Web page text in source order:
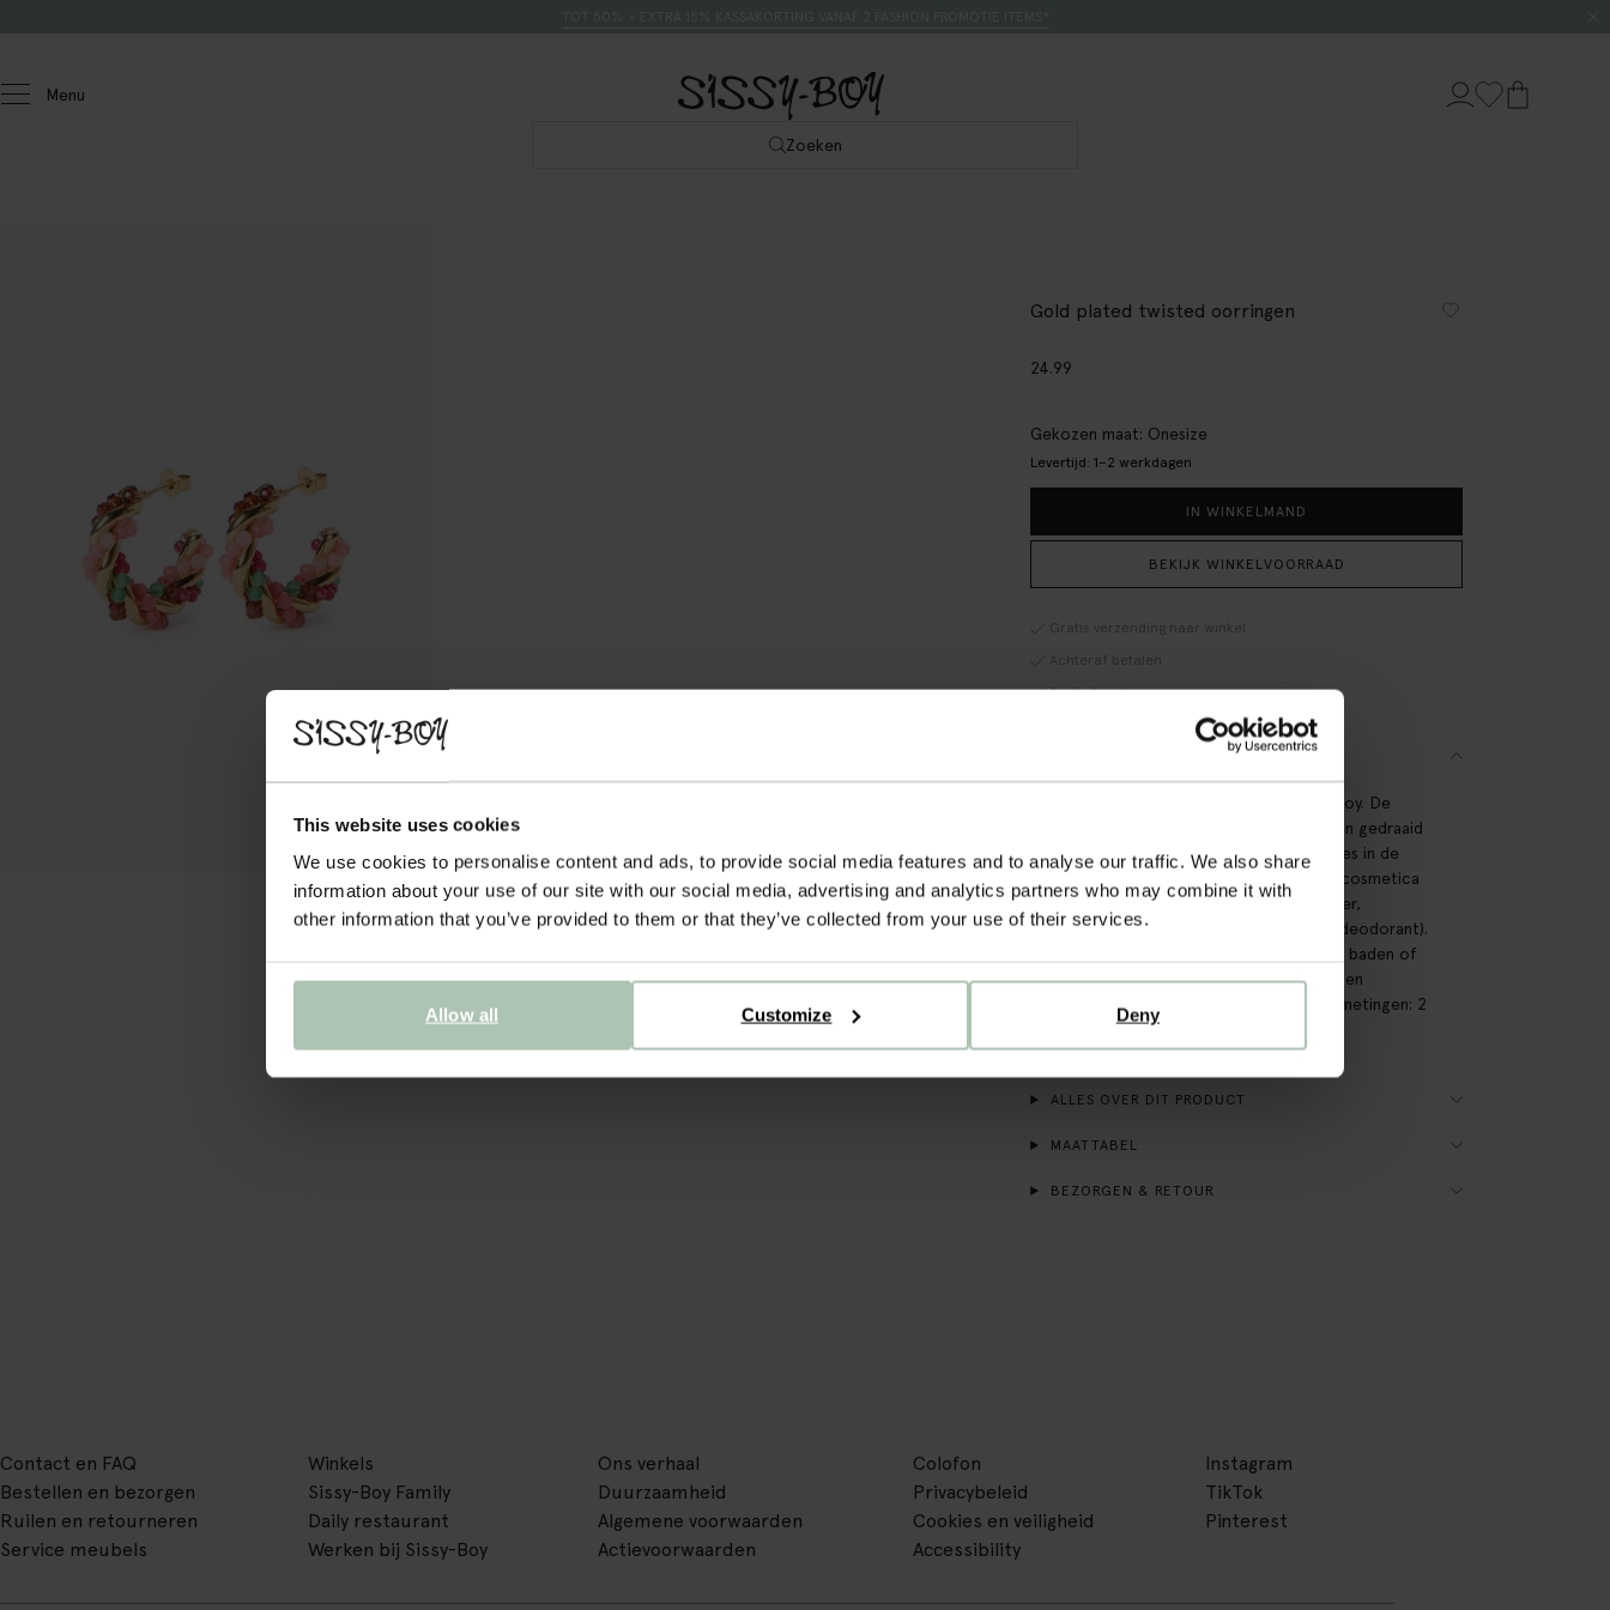
This website uses cookies
We use cookies to personalise content and ads, to provide social media features and to analyse our traffic. We also share
information about your use of our site with our social media, advertising and analytics partners who may combine it with
other information that you’ve provided to them or that they’ve collected from your use of their services.
Deny
Customize
Allow all
Menu
Zoeken
Gold plated twisted oorringen
24.99
Gekozen maat: Onesize
Levertijd: 1–2 werkdagen
IN WINKELMAND
BEKIJK WINKELVOORRAAD
Gratis verzending naar winkel
Achteraf betalen
Snelle levering
Gold plated twisted oorringen van Sissy-Boy. De
oorringen hebben een gouden kleur en een gedraaid
effect. Daarnaast zijn er gekleurde kraaltjes in de
oorbellen verwerkt. Vermijd contact met cosmetica
(parfum, haarlak, make-up, nagellakremover,
lichaamsolie, zonnebrandolie, handgel en deodorant).
Draag geen sieraden tijdens het douchen, baden of
zwemmen. Met name chloor kan de sieraden
permanent beschadigen of verkleuren. Afmetingen: 2
cm x 2 cm x 0,5 cm. Materiaal: 100% staal.
ALLES OVER DIT PRODUCT
MAATTABEL
BEZORGEN & RETOUR
Contact en FAQ
Bestellen en bezorgen
Ruilen en retourneren
Service meubels
Winkels
Sissy-Boy Family
Daily restaurant
Werken bij Sissy-Boy
Ons verhaal
Duurzaamheid
Algemene voorwaarden
Actievoorwaarden
Colofon
Privacybeleid
Cookies en veiligheid
Accessibility
Instagram
TikTok
Pinterest